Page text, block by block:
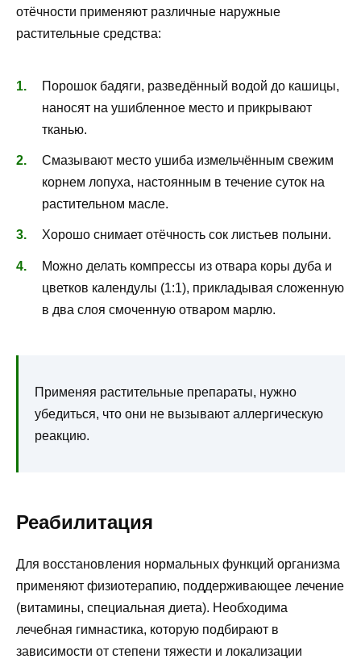
отёчности применяют различные наружные
растительные средства:
Порошок бадяги, разведённый водой до кашицы,
наносят на ушибленное место и прикрывают
тканью.
Смазывают место ушиба измельчённым свежим
корнем лопуха, настоянным в течение суток на
растительном масле.
Хорошо снимает отёчность сок листьев полыни.
Можно делать компрессы из отвара коры дуба и
цветков календулы (1:1), прикладывая сложенную
в два слоя смоченную отваром марлю.
Применяя растительные препараты, нужно
убедиться, что они не вызывают аллергическую
реакцию.
Реабилитация
Для восстановления нормальных функций организма
применяют физиотерапию, поддерживающее лечение
(витамины, специальная диета). Необходима
лечебная гимнастика, которую подбирают в
зависимости от степени тяжести и локализации